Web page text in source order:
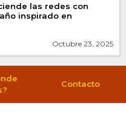
las redes con
inspirado en
Octubre 23, 2025
Contacto